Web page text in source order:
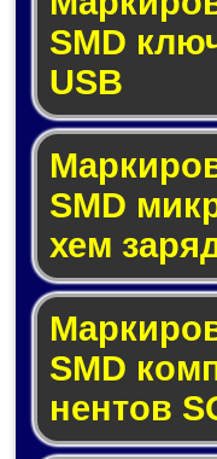
SMD
USB
SMD
хем
SMD
нен­тов